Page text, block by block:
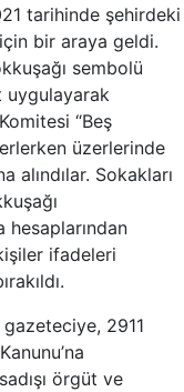
tarihinde şehirdeki
bir araya geldi.
sembolü
uygulayarak
“Beş
üzerlerinde
alındılar. Sokakları
hesaplarından
ifadeleri
2911
örgüt ve